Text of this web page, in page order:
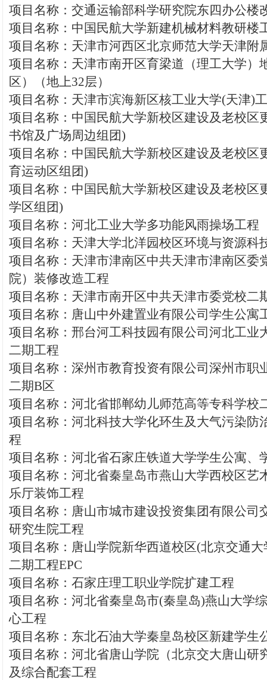
项目名称：交通运输部科学研究院东四办公楼
项目名称：中国民航大学新建机械材料教研楼
项目名称：天津市河西区北京师范大学天津附
项目名称：天津市南开区育梁道（理工大学）
区）（地上32层）
项目名称：天津市滨海新区核工业大学(天津)
项目名称：中国民航大学新校区建设及老校区
书馆及广场周边组团)
项目名称：中国民航大学新校区建设及老校区
育运动区组团)
项目名称：中国民航大学新校区建设及老校区
学区组团)
项目名称：河北工业大学多功能风雨操场工程
项目名称：天津大学北洋园校区环境与资源科
项目名称：天津市津南区中共天津市津南区委
院）装修改造工程
项目名称：天津市南开区中共天津市委党校二
项目名称：唐山中外建置业有限公司学生公寓
项目名称：邢台河工科技园有限公司河北工业
二期工程
项目名称：深州市教育投资有限公司深州市职
二期B区
项目名称：河北省邯郸幼儿师范高等专科学校
项目名称：河北科技大学化环生及大气污染防
程
项目名称：河北省石家庄铁道大学学生公寓、
项目名称：河北省秦皇岛市燕山大学西校区艺
乐厅装饰工程
项目名称：唐山市城市建设投资集团有限公司
研究生院工程
项目名称：唐山学院新华西道校区(北京交通
二期工程EPC
项目名称：石家庄理工职业学院扩建工程
项目名称：河北省秦皇岛市(秦皇岛)燕山大学
心工程
项目名称：东北石油大学秦皇岛校区新建学生
项目名称：河北省唐山学院（北京交大唐山研
及综合配套工程